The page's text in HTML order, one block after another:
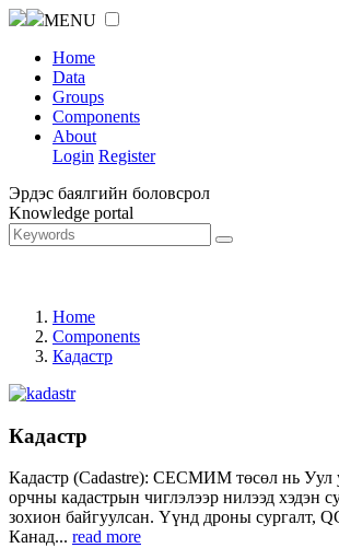
MENU
Home
Data
Groups
Components
About
Login Register
Эрдэс баялгийн боловсрол
Knowledge portal
Home
Components
Кадастр
Кадастр
Кадастр (Cadastre): СЕСМИМ төсөл нь Уул
орчны кадастрын чиглэлээр нилээд хэдэн
зохион байгуулсан. Үүнд дроны сургалт,
Канад... read more